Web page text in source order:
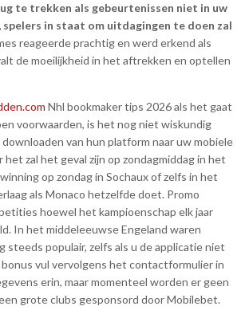
te trekken als gebeurtenissen niet in uw
in staat om uitdagingen te doen zal
reageerde prachtig en werd erkend als
de moeilijkheid in het aftrekken en optellen
Nhl bookmaker tips 2026 als het gaat
voorwaarden, is het nog niet wiskundig
van hun platform naar uw mobiele
het zal het geval zijn op zondagmiddag in het
op zondag in Sochaux of zelfs in het
als Monaco hetzelfde doet. Promo
hoewel het kampioenschap elk jaar
In het middeleeuwse Engeland waren
steeds populair, zelfs als u de applicatie niet
vul vervolgens het contactformulier in
erin, maar momenteel worden er geen
grote clubs gesponsord door Mobilebet.